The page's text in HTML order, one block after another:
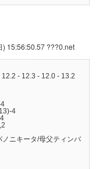
) 15:56:50.57 ???0.net
- 12.3 - 12.0 - 13.2
4
ニキータ/母父ティンバ